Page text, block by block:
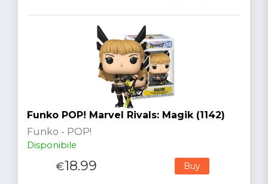
Funko POP! Marvel Rivals: Magik (1142)
Funko - POP!
Disponibile
€18.99 Buy